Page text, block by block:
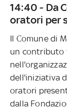
14:40 - Da
oratori per
Il Comune di
un contributo
dell'iniziativa
oratori
dalla